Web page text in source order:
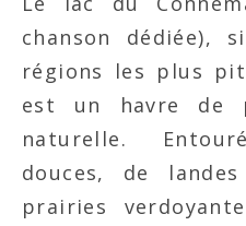
chanson dédiée),
régions les plus
est un havre de
naturelle.
douces, de
prairies